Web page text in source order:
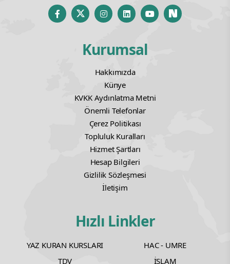
Kurumsal
Hakkımızda
Künye
KVKK Aydınlatma Metni
Önemli Telefonlar
Çerez Politikası
Topluluk Kuralları
Hizmet Şartları
Hesap Bilgileri
Gizlilik Sözleşmesi
İletişim
Hızlı Linkler
YAZ KURAN KURSLARI
HAC - UMRE
TDV
İSLAM